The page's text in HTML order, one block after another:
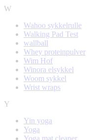
W
Wahoo sykkelrulle
Walking Pad Test
wallball
Whey proteinpulver
Wim Hof
Winora elsykkel
Woom sykkel
Wrist wraps
Y
Yin yoga
Yoga
Yoga mat cleaner